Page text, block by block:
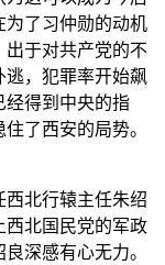
为了习仲勋的动机
出于对共产党的不
逃，犯罪率开始飙
经得到中央的指
了西安的局势。
西北行辕主任朱绍
西北国民党的军政
深感有心无力。